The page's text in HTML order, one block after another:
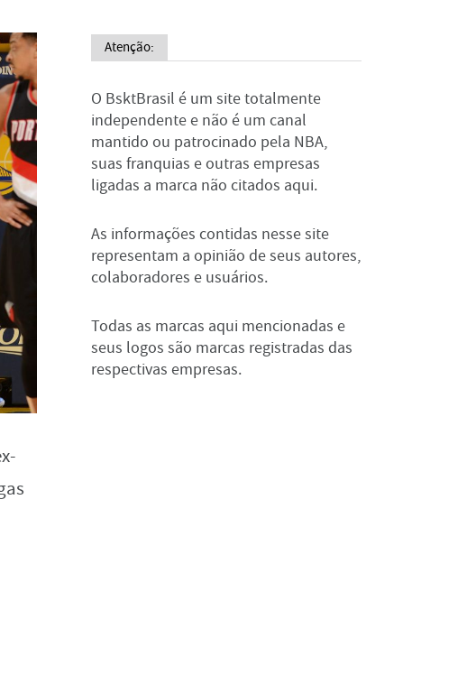
Atenção:
O BsktBrasil é um site totalmente
independente e não é um canal
mantido ou patrocinado pela NBA,
suas franquias e outras empresas
ligadas a marca não citados aqui.
As informações contidas nesse site
representam a opinião de seus autores,
colaboradores e usuários.
Todas as marcas aqui mencionadas e
seus logos são marcas registradas das
respectivas empresas.